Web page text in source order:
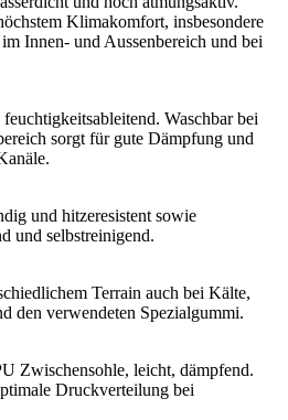
Klimakomfort, insbesondere
Innen- und Aussenbereich und bei
Waschbar bei
sorgt für gute Dämpfung und
und hitzeresistent sowie
und selbstreinigend.
Terrain auch bei Kälte,
den verwendeten Spezialgummi.
Zwischensohle, leicht, dämpfend.
Druckverteilung bei